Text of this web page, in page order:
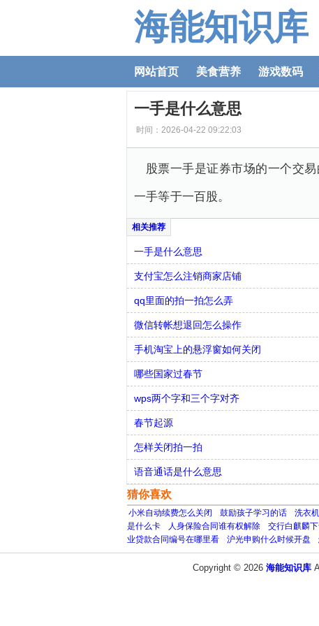
海能知识库
网站首页 美食营养 游戏数码
一手是什么意思
时间：2026-04-22 09:22:03
股票一手是证券市场的一个交
一手等于一百股。
一手是什么意思
支付宝怎么注销商家店铺
qq里面的拍一拍怎么弄
微信转帐想退回怎么操作
手机淘宝上的悬浮窗如何关闭
哪些国家过春节
wps两个字和三个字对齐
春节起源
怎样关闭拍一拍
语音通话是什么意思
猜你喜欢
小米自动续费怎么关闭 鼓励孩子学习的话 洗衣
是什么卡
人身保险合同谁有权解除 交行白麒麟
业贷款合同编号在哪里看
沪光申购什么时候开盘
Copyright © 2026 海能知识库